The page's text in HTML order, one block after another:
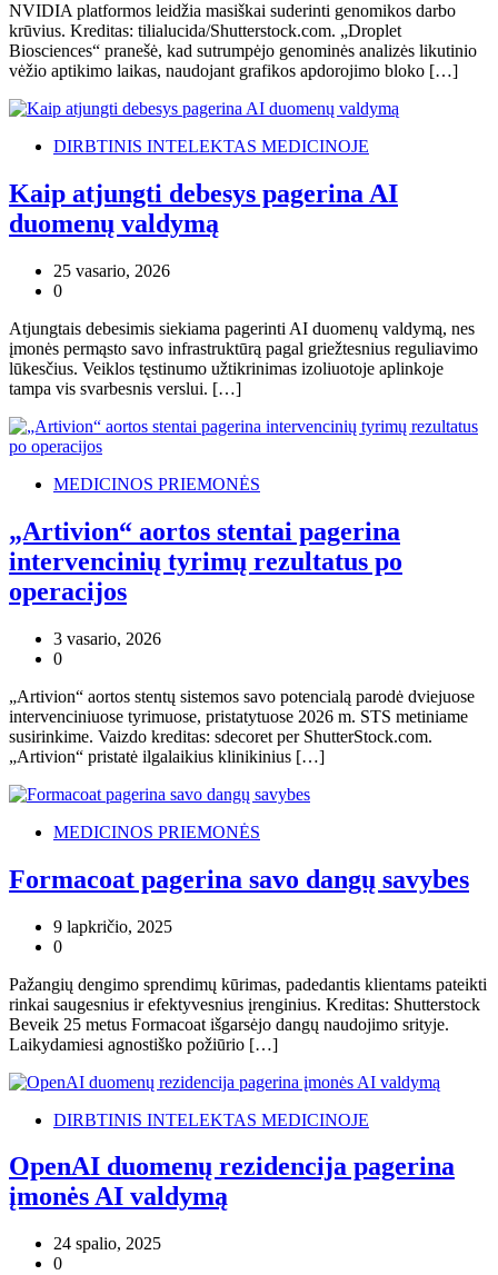
NVIDIA platformos leidžia masiškai suderinti genomikos darbo
krūvius. Kreditas: tilialucida/Shutterstock.com. „Droplet
Biosciences“ pranešė, kad sutrumpėjo genominės analizės likutinio
vėžio aptikimo laikas, naudojant grafikos apdorojimo bloko […]
DIRBTINIS INTELEKTAS MEDICINOJE
Kaip atjungti debesys pagerina AI
duomenų valdymą
25 vasario, 2026
0
Atjungtais debesimis siekiama pagerinti AI duomenų valdymą, nes
įmonės permąsto savo infrastruktūrą pagal griežtesnius reguliavimo
lūkesčius. Veiklos tęstinumo užtikrinimas izoliuotoje aplinkoje
tampa vis svarbesnis verslui. […]
MEDICINOS PRIEMONĖS
„Artivion“ aortos stentai pagerina
intervencinių tyrimų rezultatus po
operacijos
3 vasario, 2026
0
„Artivion“ aortos stentų sistemos savo potencialą parodė dviejuose
intervenciniuose tyrimuose, pristatytuose 2026 m. STS metiniame
susirinkime. Vaizdo kreditas: sdecoret per ShutterStock.com.
„Artivion“ pristatė ilgalaikius klinikinius […]
MEDICINOS PRIEMONĖS
Formacoat pagerina savo dangų savybes
9 lapkričio, 2025
0
Pažangių dengimo sprendimų kūrimas, padedantis klientams pateikti
rinkai saugesnius ir efektyvesnius įrenginius. Kreditas: Shutterstock
Beveik 25 metus Formacoat išgarsėjo dangų naudojimo srityje.
Laikydamiesi agnostiško požiūrio […]
DIRBTINIS INTELEKTAS MEDICINOJE
OpenAI duomenų rezidencija pagerina
įmonės AI valdymą
24 spalio, 2025
0